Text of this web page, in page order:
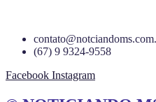
(67) 9 9324-9558
Facebook Instagram